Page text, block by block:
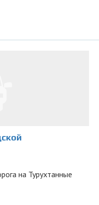
на Турухтанные